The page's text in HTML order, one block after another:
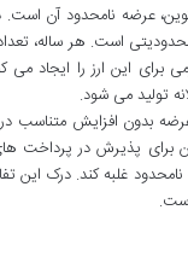
عرضه نامحدود آن است.
کوین فاقد چنین محدودیتی است. هر
برای این ارز را ایجاد می
بدون افزایش متناسب
برای پذیرش در پرداخت
غلبه کند. درک این